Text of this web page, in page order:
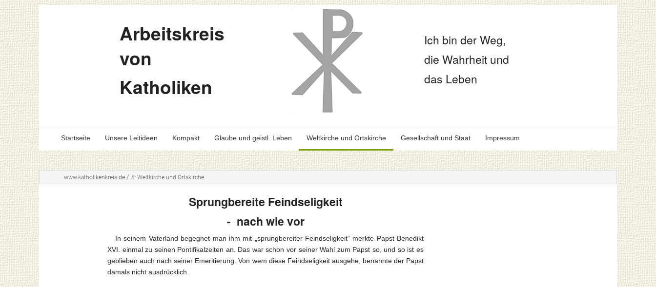
Arbeitskreis
von
Katholiken
Ich bin der Weg,
die Wahrheit und
das Leben
Startseite Unsere Leitideen Kompakt Glaube und geistl. Leben Weltkirche und Ortskirche Gesellschaft und Staat Impressum
www.katholikenkreis.de / 5: Weltkirche und Ortskirche
Sprungbereite Feindseligkeit
- nach wie vor
In seinem Vaterland begegnet man ihm mit „sprungbereiter Feindseligkeit“ merkte Papst Benedikt
XVI. einmal zu seinen Pontifikalzeiten an. Das war schon vor seiner Wahl zum Papst so, und so ist es
geblieben auch nach seiner Emeritierung. Von wem diese Feindseligkeit ausgehe, benannte der Papst
damals nicht ausdrücklich.